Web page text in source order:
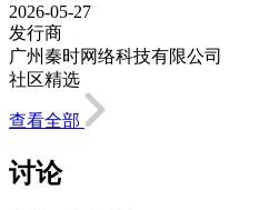
2026-05-27
发行商
广州秦时网络科技有限公司
社区精选
查看全部
讨论